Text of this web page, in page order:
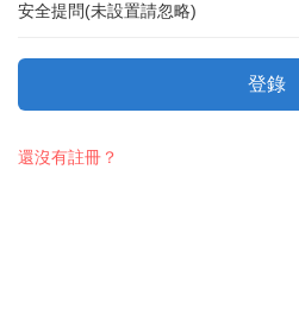
安全提問(未設置請忽略)
登錄
還沒有註冊？